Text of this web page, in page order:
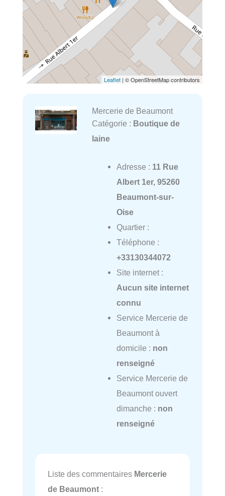
Leaflet | © OpenStreetMap contributors
Mercerie de Beaumont
Catégorie : Boutique de
laine
Adresse : 11 Rue
Albert 1er, 95260
Beaumont-sur-
Oise
Quartier :
Téléphone :
+33130344072
Site internet :
Aucun site internet
connu
Service Mercerie de
Beaumont à
domicile : non
renseigné
Service Mercerie de
Beaumont ouvert
dimanche : non
renseigné
Liste des commentaires Mercerie
de Beaumont :